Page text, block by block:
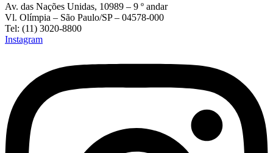
Av. das Nações Unidas, 10989 – 9 º andar
Vl. Olímpia – São Paulo/SP – 04578-000
Tel: (11) 3020-8800
Instagram